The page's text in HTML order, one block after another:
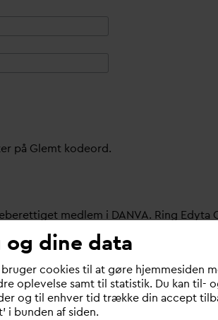
på Glemt kodeord.
medlem i DANVA. Ring Edyta
her.
ditvandselskab, dit ansættelsessted
og dine data
bruger cookies til at gøre hjemmesiden
oplevelse samt til statistik. Du kan til-
og til enhver tid trække din accept
i bunden af siden.